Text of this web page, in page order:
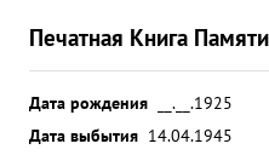
Печатная Книга Памяти
Дата рождения
__.__.1925
Дата выбытия 14.04.1945